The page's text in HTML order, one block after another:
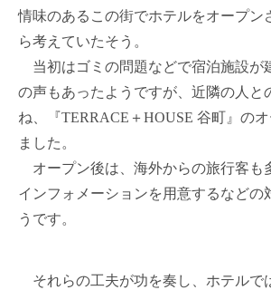
情味のあるこの街でホテルをオープン
ら考えていたそう。
当初はゴミの問題などで宿泊施設が
の声もあったようですが、近隣の人と
ね、『TERRACE＋HOUSE 谷町』の
ました。
オープン後は、海外からの旅行客も
インフォメーションを用意するなどの
うです。
それらの工夫が功を奏し、ホテルで